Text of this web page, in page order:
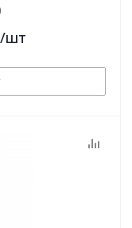
/шт